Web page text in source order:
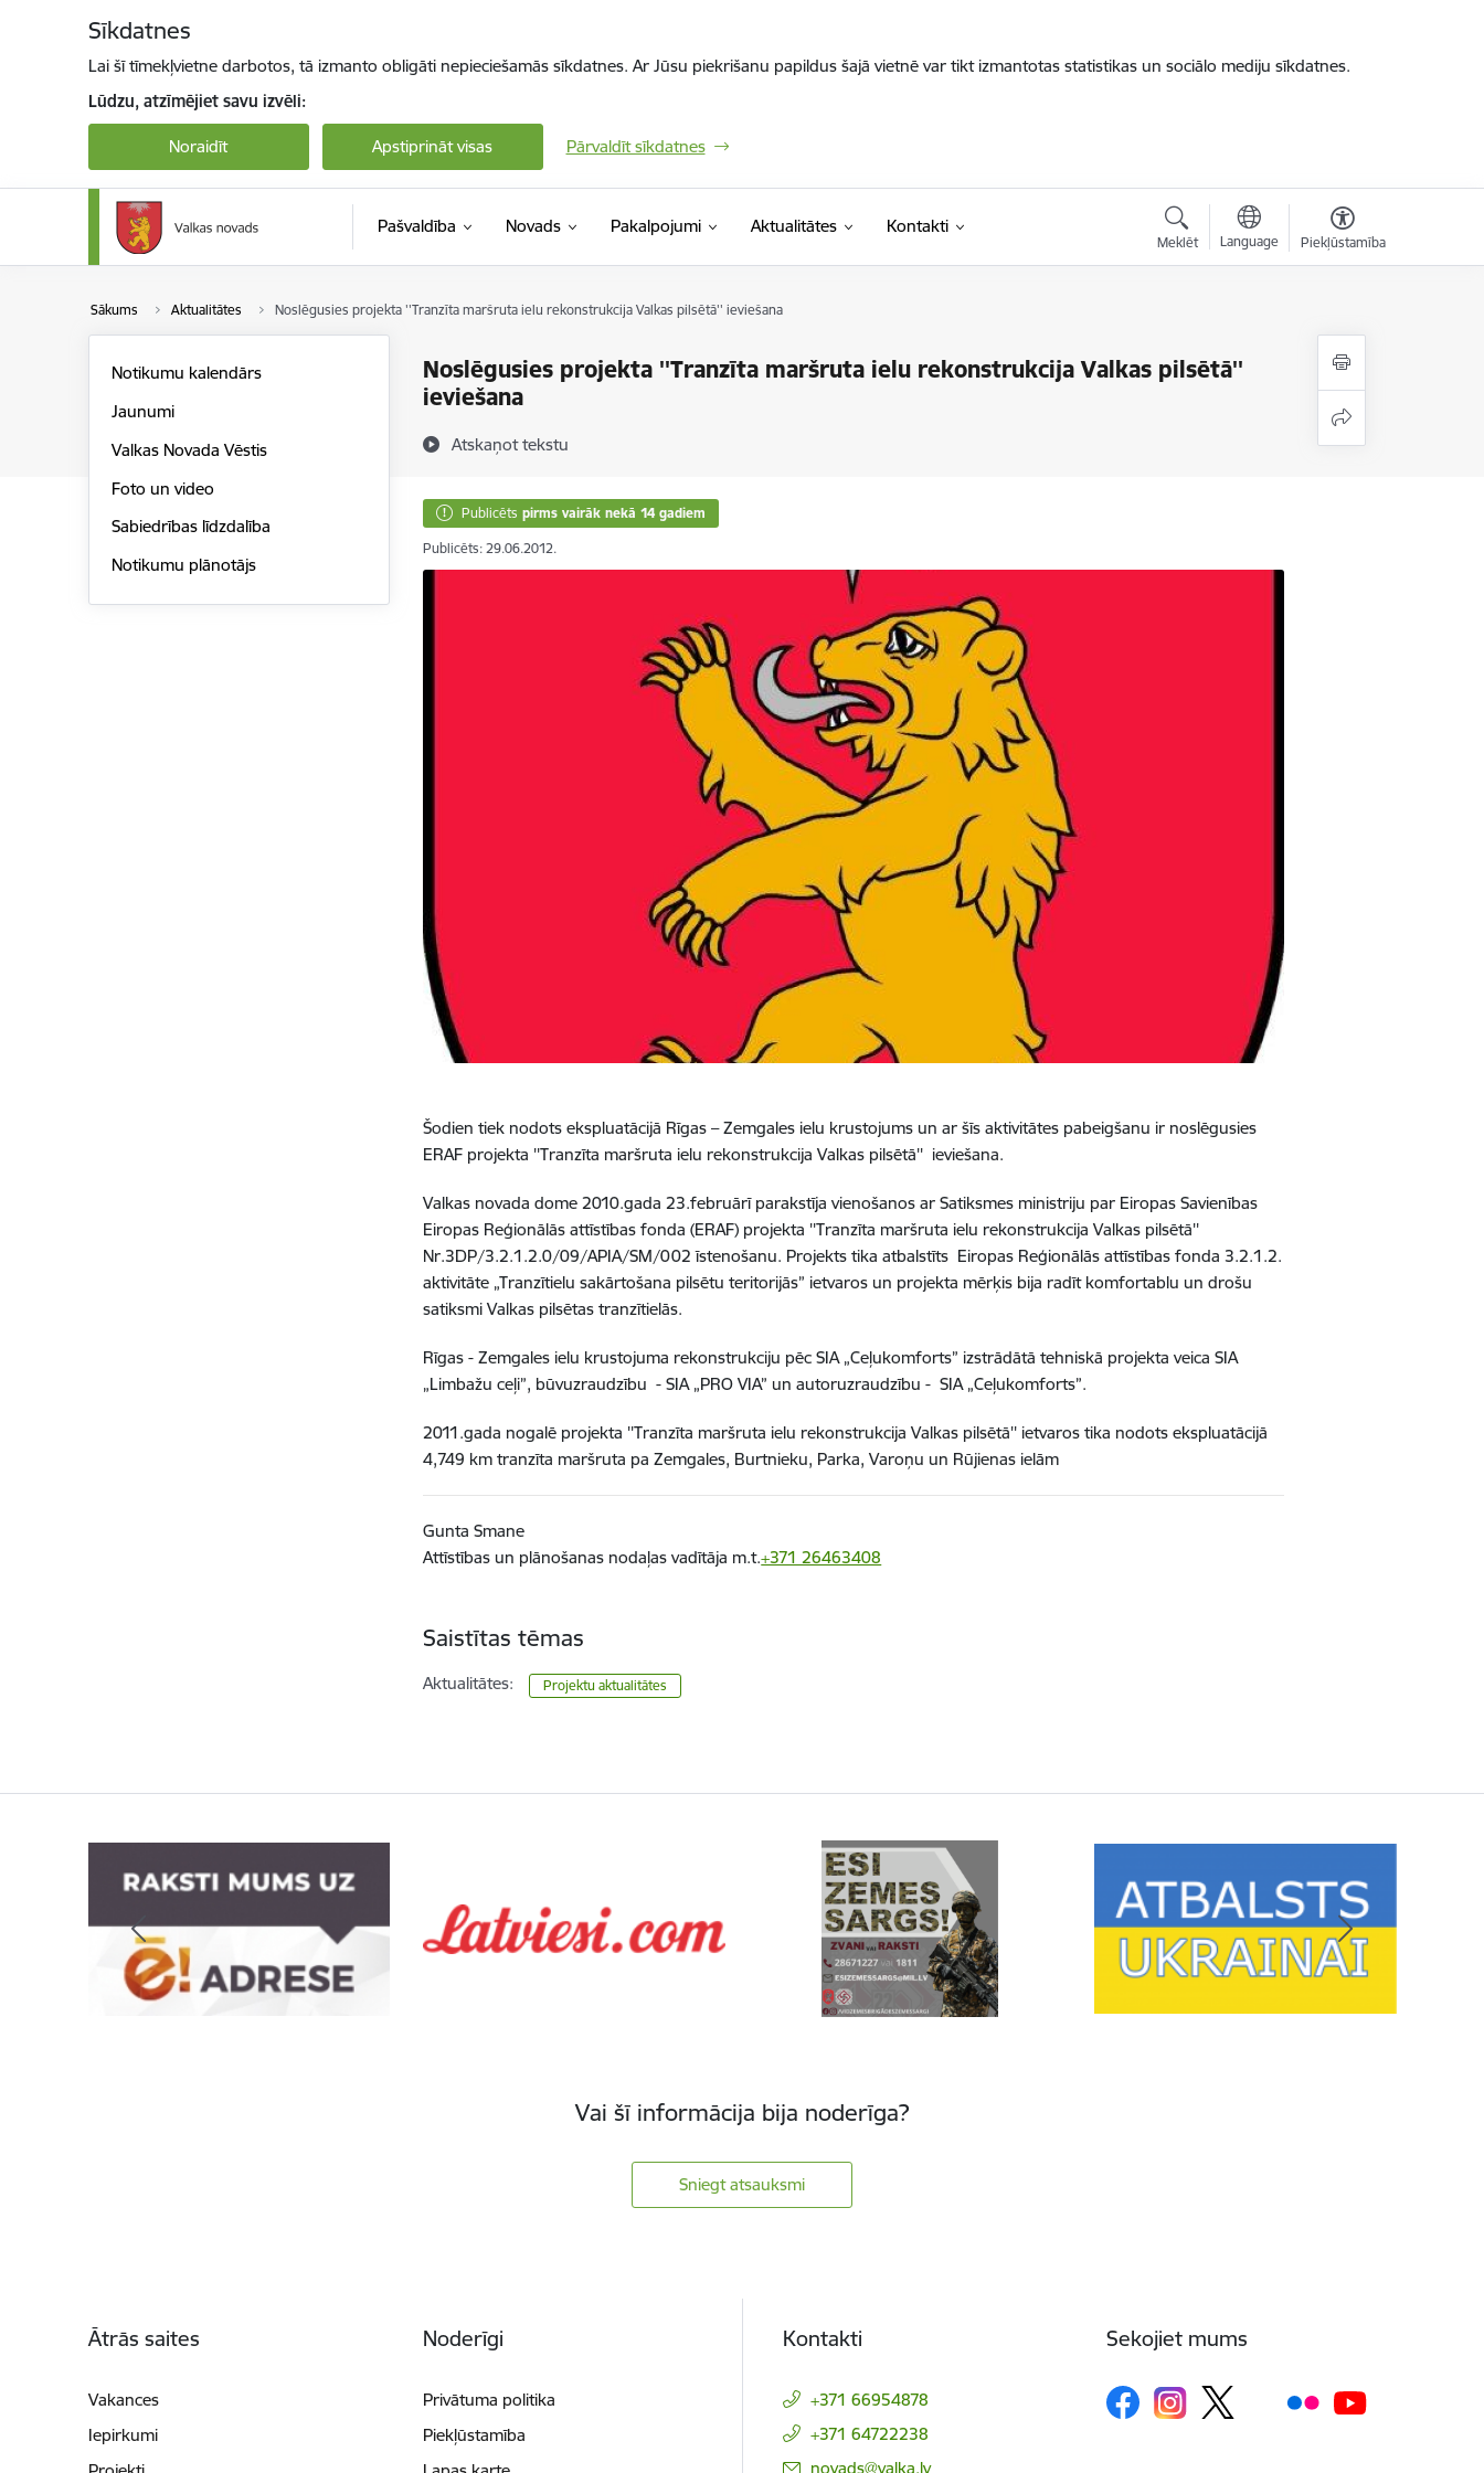
Sīkdatnes
Lai šī tīmekļvietne darbotos, tā izmanto obligāti nepieciešamās sīkdatnes. Ar Jūsu piekrišanu papildus šajā vietnē var tikt izmantotas statistikas un sociālo mediju sīkdatnes.
Lūdzu, atzīmējiet savu izvēli:
Noraidīt Apstiprināt visas Pārvaldīt sīkdatnes
Pašvaldība Novads Pakalpojumi Aktualitātes Kontakti
Meklēt Language Piekļūstamība
Sākums Aktualitātes Noslēgusies projekta ''Tranzīta maršruta ielu rekonstrukcija Valkas pilsētā'' ieviešana
Noslēgusies projekta ''Tranzīta maršruta ielu rekonstrukcija Valkas pilsētā''
ieviešana
Atskaņot tekstu
Notikumu kalendārs
Jaunumi
Valkas Novada Vēstis
Foto un video
Sabiedrības līdzdalība
Notikumu plānotājs
Publicēts pirms vairāk nekā 14 gadiem
Publicēts: 29.06.2012.
Šodien tiek nodots ekspluatācijā Rīgas – Zemgales ielu krustojums un ar šīs aktivitātes pabeigšanu ir noslēgusies
ERAF projekta ''Tranzīta maršruta ielu rekonstrukcija Valkas pilsētā'' ieviešana.
Valkas novada dome 2010.gada 23.februārī parakstīja vienošanos ar Satiksmes ministriju par Eiropas Savienības
Eiropas Reģionālās attīstības fonda (ERAF) projekta ''Tranzīta maršruta ielu rekonstrukcija Valkas pilsētā''
Nr.3DP/3.2.1.2.0/09/APIA/SM/002 īstenošanu. Projekts tika atbalstīts Eiropas Reģionālās attīstības fonda 3.2.1.2.
aktivitāte „Tranzītielu sakārtošana pilsētu teritorijās” ietvaros un projekta mērķis bija radīt komfortablu un drošu
satiksmi Valkas pilsētas tranzītielās.
Rīgas - Zemgales ielu krustojuma rekonstrukciju pēc SIA „Ceļukomforts” izstrādātā tehniskā projekta veica SIA
„Limbažu ceļi”, būvuzraudzību - SIA „PRO VIA” un autoruzraudzību - SIA „Ceļukomforts”.
2011.gada nogalē projekta ''Tranzīta maršruta ielu rekonstrukcija Valkas pilsētā'' ietvaros tika nodots ekspluatācijā
4,749 km tranzīta maršruta pa Zemgales, Burtnieku, Parka, Varoņu un Rūjienas ielām
Gunta Smane
Attīstības un plānošanas nodaļas vadītāja m.t.+371 26463408
Saistītas tēmas
Aktualitātes: Projektu aktualitātes
Vai šī informācija bija noderīga?
Sniegt atsauksmi
Ātrās saites
Vakances
Iepirkumi
Noderīgi
Privātuma politika
Piekļūstamība
Kontakti
+371 66954878
+371 64722238
E-pasts:
novads@valka.lv
Sekojiet mums